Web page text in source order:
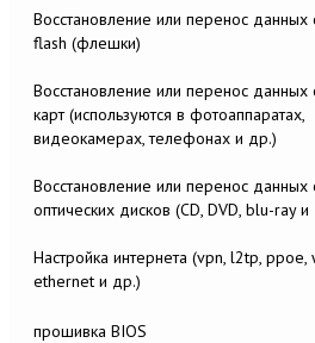
Восстановление или перенос данных
flash (флешки)
Восстановление или перенос данных
карт (используются в фотоаппаратах,
видеокамерах, телефонах и др.)
Восстановление или перенос данных
оптических дисков (CD, DVD, blu-ray и
Настройка интернета (vpn, l2tp, ppoe,
ethernet и др.)
прошивка BIOS